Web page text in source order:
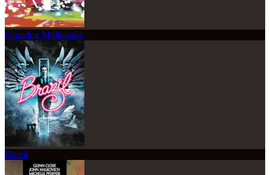
Slumdog Millionaire
Brazil